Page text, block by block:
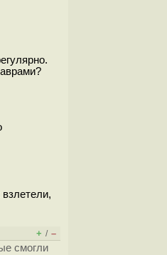
+ / –
смогли